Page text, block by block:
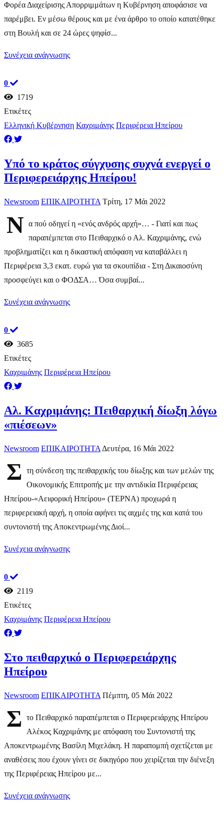
Φορέα Διαχείρισης Απορριμμάτων η Κυβέρνηση αποφάσισε να
παρέμβει. Εν μέσω θέρους και με ένα άρθρο το οποίο κατατέθηκε
στη Βουλή και σε 24 ώρες ψηφίσ...
Συνέχεια ανάγνωσης
0
1719
Ετικέτες
Ελληνική Κυβέρνηση Καχριμάνης Περιφέρεια Ηπείρου
Υπό το κράτος σύγχυσης συχνά ενεργεί ο
Περιφερειάρχης Ηπείρου!
Newsroom ΕΠΙΚΑΙΡΟΤΗΤΑ Τρίτη, 17 Μάι 2022
Ν
α πού οδηγεί η «ενός ανδρός αρχή»… - Γιατί και πως
παραπέμπεται στο Πειθαρχικό ο Αλ. Καχριμάνης, ενώ
προβληματίζει και η δικαστική απόφαση να καταβάλλει η
Περιφέρεια 3,3 εκατ. ευρώ για τα σκουπίδια - Στη Δικαιοσύνη
προσφεύγει και ο ΦΟΔΣΑ… Όσα συμβαί...
Συνέχεια ανάγνωσης
0
3685
Ετικέτες
Καχριμάνης Περιφέρεια Ηπείρου
Αλ. Καχριμάνης: Πειθαρχική δίωξη λόγω
«πιέσεων»
Newsroom ΕΠΙΚΑΙΡΟΤΗΤΑ Δευτέρα, 16 Μάι 2022
Σ
τη σύνδεση της πειθαρχικής του δίωξης και των μελών της
Οικονομικής Επιτροπής με την αντιδικία Περιφέρειας
Ηπείρου-«Αειφορική Ηπείρου» (ΤΕΡΝΑ) προχωρά η
περιφερειακή αρχή, η οποία αφήνει τις αιχμές της και κατά του
συντονιστή της Αποκεντρωμένης Διοί...
Συνέχεια ανάγνωσης
0
2119
Ετικέτες
Καχριμάνης Περιφέρεια Ηπείρου
Στο πειθαρχικό ο Περιφερειάρχης
Ηπείρου
Newsroom ΕΠΙΚΑΙΡΟΤΗΤΑ Πέμπτη, 05 Μάι 2022
Σ
το Πειθαρχικό παραπέμπεται ο Περιφερειάρχης Ηπείρου
Αλέκος Καχριμάνης με απόφαση του Συντονιστή της
Αποκεντρωμένης Βασίλη Μιχελάκη. Η παραπομπή σχετίζεται με
αναθέσεις που έχουν γίνει σε δικηγόρο που χειρίζεται την διένεξη
της Περιφέρειας Ηπείρου με...
Συνέχεια ανάγνωσης